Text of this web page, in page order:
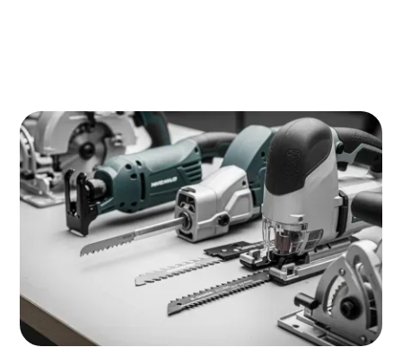
Een krachtige zaagmachine is onmisbaar voor elk
project, van grove afbraak tot precisie-timmerwerk.
Wij hebben de 10 beste modellen van 2025
geselecteerd en hun sterke punten en
aandachtspunten helder op een rij gezet. Ontdek snel
welke zaagmachine perfect bij jouw klus past!